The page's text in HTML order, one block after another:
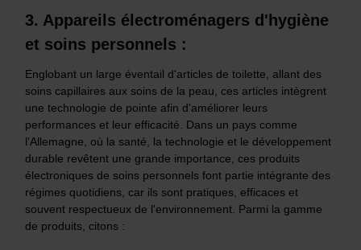
3. Appareils électroménagers d'hygiène
et soins personnels :
Englobant un large éventail d'articles de toilette, allant des
soins capillaires aux soins de la peau, ces articles intègrent
une technologie de pointe afin d'améliorer leurs
performances et leur efficacité. Dans un pays comme
l'Allemagne, où la santé, la technologie et le développement
durable revêtent une grande importance, ces produits
électroniques de soins personnels font partie intégrante des
régimes quotidiens, car ils sont pratiques, efficaces et
souvent respectueux de l'environnement. Parmi la gamme
de produits, citons :